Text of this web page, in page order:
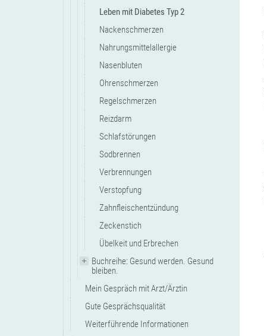
Leben mit Diabetes Typ 2
Nackenschmerzen
Nahrungsmittelallergie
Nasenbluten
Ohrenschmerzen
Regelschmerzen
Reizdarm
Schlafstörungen
Sodbrennen
Verbrennungen
Verstopfung
Zahnfleischentzündung
Zeckenstich
Übelkeit und Erbrechen
Buchreihe: Gesund werden. Gesund
bleiben.
Mein Gespräch mit Arzt/Ärztin
Gute Gesprächsqualität
Weiterführende Informationen